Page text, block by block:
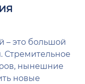
– это большой
Стремительное
нынешние
новые